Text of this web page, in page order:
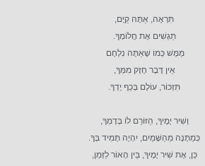
תִּרְאֶה, אַתָּה קַיָּם,
תַּגְשִׁים אֶת חֲלוֹמְךָ.
מַמָּשׁ כְּמוֹ שֶׁאַתָּה נִלְחָם
אֵין דָּבָר חָזָק מִמְּךָ,
תִּזְכּוֹר, עוֹלָם בְּכַף יָדְךָ.
וְשִׁיר יָמֶיךָ, הַזּוֹרֵם לוֹ בְּדָמְךָ,
כְּמַתָּנָה מֵהַשָּׁמַיִם, יִהְיֶה תָּמִיד בְּךָ.
כֵּן, אֶת שִׁיר יָמֶיךָ, בֵּין הָאוֹר לַזְּמַן,